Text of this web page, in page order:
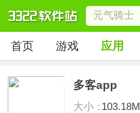
首页 游戏 应用
多客app
大小：103.18M